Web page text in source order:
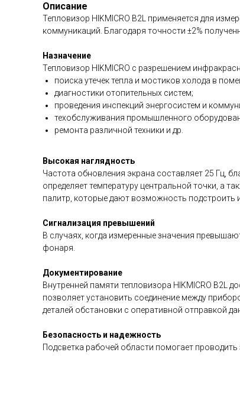
Описание
Тепловизор HIKMICRO B2L применяется для
коммуникаций. Благодаря точности ±2%
Назначение
Тепловизор HIKMICRO с разрешением
поиска утечек тепла и мостиков холода в
диагностики отопительных систем;
проведения инспекций энергосистем и
техобслуживания промышленного
ремонта различной техники и др.
Высокая наглядность
Частота обновления экрана составляет 25 Гц,
определяет температуру центральной точки, а
палитр, которые дают возможность подстроить
Сигнализация превышений
В случаях, когда измеренные значения
фонаря.
Документирование
Внутренней памяти тепловизора HIKMICRO B2L
позволяет установить соединение между
деталей обстановки с оперативной отправкой
Безопасность и надежность
Подсветка рабочей области помогает